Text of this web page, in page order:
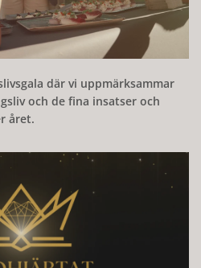
där vi uppmärksammar
och de fina insatser och
året.